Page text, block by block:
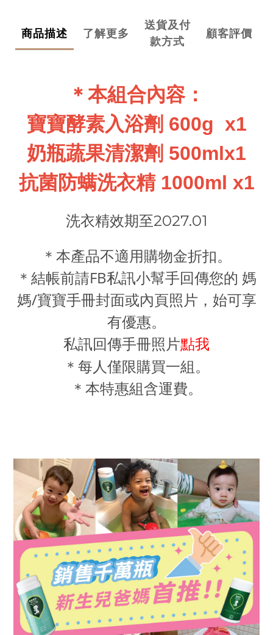
商品描述 了解更多
送貨及付
款方式
顧客評價
＊本組合內容：
寶寶酵素入浴劑 600g x1
奶瓶蔬果清潔劑 500mlx1
抗菌防螨洗衣精 1000ml x1
洗衣精效期至2027.01
＊本產品不適用購物金折扣。
＊結帳前請FB私訊小幫手回傳您的 媽
媽/寶寶手冊封面或內頁照片，始可享
有優惠。
私訊回傳手冊照片點我
＊每人僅限購買一組。
＊本特惠組含運費。